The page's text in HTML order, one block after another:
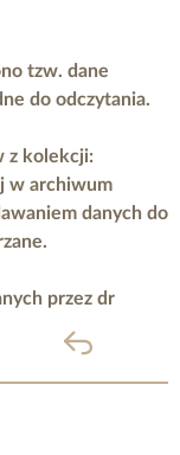
tzw. dane
do odczytania.
z kolekcji:
w archiwum
danych do
przez dr
powrót